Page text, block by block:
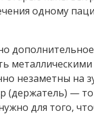
одному
незаметны на
(держатель) —
для того,